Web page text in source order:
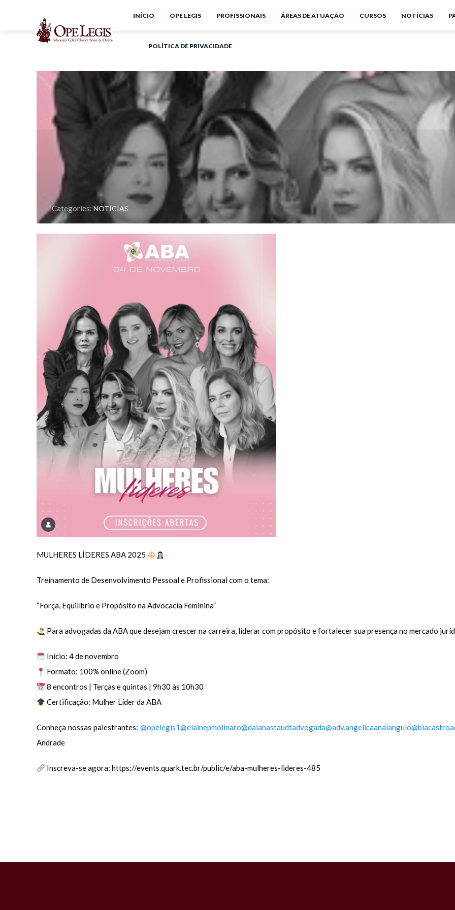
INÍCIO OPE LEGIS PROFISSIONAIS ÁREAS DE ATUAÇÃO CURSOS NOTÍCIAS
POLÍTICA DE PRIVACIDADE
Categories: NOTÍCIAS
MULHERES LÍDERES ABA 2025
Treinamento de Desenvolvimento Pessoal e Profissional com o tema:
“Força, Equilíbrio e Propósito na Advocacia Feminina”
Para advogadas da ABA que desejam crescer na carreira, liderar com propósito e fortalecer sua presença no mercado
Início: 4 de novembro
Formato: 100% online (Zoom)
8 encontros | Terças e quintas | 9h30 às 10h30
Certificação: Mulher Líder da ABA
Conheça nossas palestrantes: @opelegis1@elainepmolinaro@daianastaudtadvogada@adv.angelicaanaiangulo
Andrade
Inscreva-se agora: https://events.quark.tec.br/public/e/aba-mulheres-lideres-485